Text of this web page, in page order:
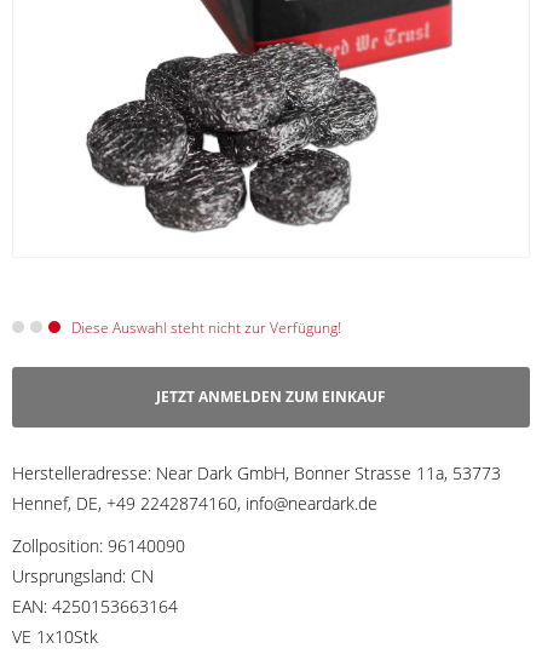
Diese Auswahl steht nicht zur Verfügung!
JETZT ANMELDEN ZUM EINKAUF
Herstelleradresse: Near Dark GmbH, Bonner Strasse 11a, 53773
Hennef, DE, +49 2242874160, info@neardark.de
Zollposition: 96140090
Ursprungsland: CN
EAN: 4250153663164
VE 1x10Stk